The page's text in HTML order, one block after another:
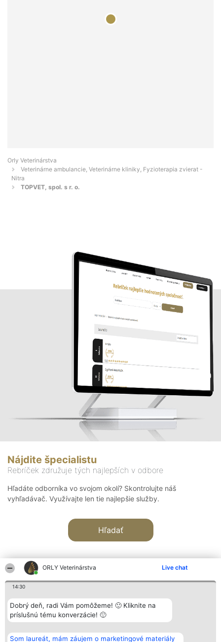
ORLY Veterinárstva Live chat
14:30
Dobrý deň, radi Vám pomôžeme! 🙂 Kliknite na
príslušnú tému konverzácie! 🙂
Som laureát, mám záujem o marketingové materiály
Orly Veterinárstva
Veterinárne ambulancie, Veterinárne kliniky, Fyzioterapia zvierat -
Nitra
TOPVET, spol. s r. o.
Nájdite špecialistu
Rebríček združuje tých najlepších v odbore
Hľadáte odborníka vo svojom okolí? Skontrolujte náš
vyhľadávač. Využívajte len tie najlepšie služby.
Hľadať
Organizátor hodnotenia
Bright Side Solutions sp. z o.
o. sp. k.
Wrocław 50-079
KRS 0000749100 | Regon
Hodnotenie
Laureáti
Lista
Laureatów
Podmienky
Kontakt
Kontakt